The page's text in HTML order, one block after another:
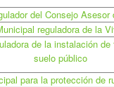
del Consejo
reguladora de la
de la instalación
suelo público
para la protección de